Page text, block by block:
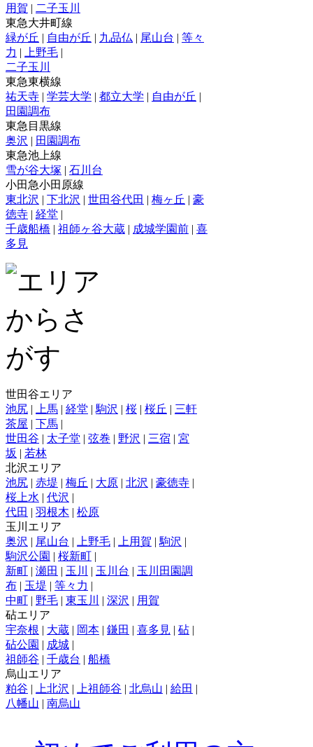
用賀 | 二子玉川
東急大井町線
緑が丘 | 自由が丘 | 九品仏 | 尾山台 | 等々
力 | 上野毛 |
二子玉川
東急東横線
祐天寺 | 学芸大学 | 都立大学 | 自由が丘 |
田園調布
東急目黒線
奥沢 | 田園調布
東急池上線
雪が谷大塚 | 石川台
小田急小田原線
東北沢 | 下北沢 | 世田谷代田 | 梅ヶ丘 | 豪
徳寺 | 経堂 |
千歳船橋 | 祖師ヶ谷大蔵 | 成城学園前 | 喜
多見
世田谷エリア
池尻 | 上馬 | 経堂 | 駒沢 | 桜 | 桜丘 | 三軒
茶屋 | 下馬 |
世田谷 | 太子堂 | 弦巻 | 野沢 | 三宿 | 宮
坂 | 若林
北沢エリア
池尻 | 赤堤 | 梅丘 | 大原 | 北沢 | 豪徳寺 |
桜上水 | 代沢 |
代田 | 羽根木 | 松原
玉川エリア
奥沢 | 尾山台 | 上野毛 | 上用賀 | 駒沢 |
駒沢公園 | 桜新町 |
新町 | 瀬田 | 玉川 | 玉川台 | 玉川田園調
布 | 玉堤 | 等々力 |
中町 | 野毛 | 東玉川 | 深沢 | 用賀
砧エリア
宇奈根 | 大蔵 | 岡本 | 鎌田 | 喜多見 | 砧 |
砧公園 | 成城 |
祖師谷 | 千歳台 | 船橋
烏山エリア
粕谷 | 上北沢 | 上祖師谷 | 北烏山 | 給田 |
八幡山 | 南烏山